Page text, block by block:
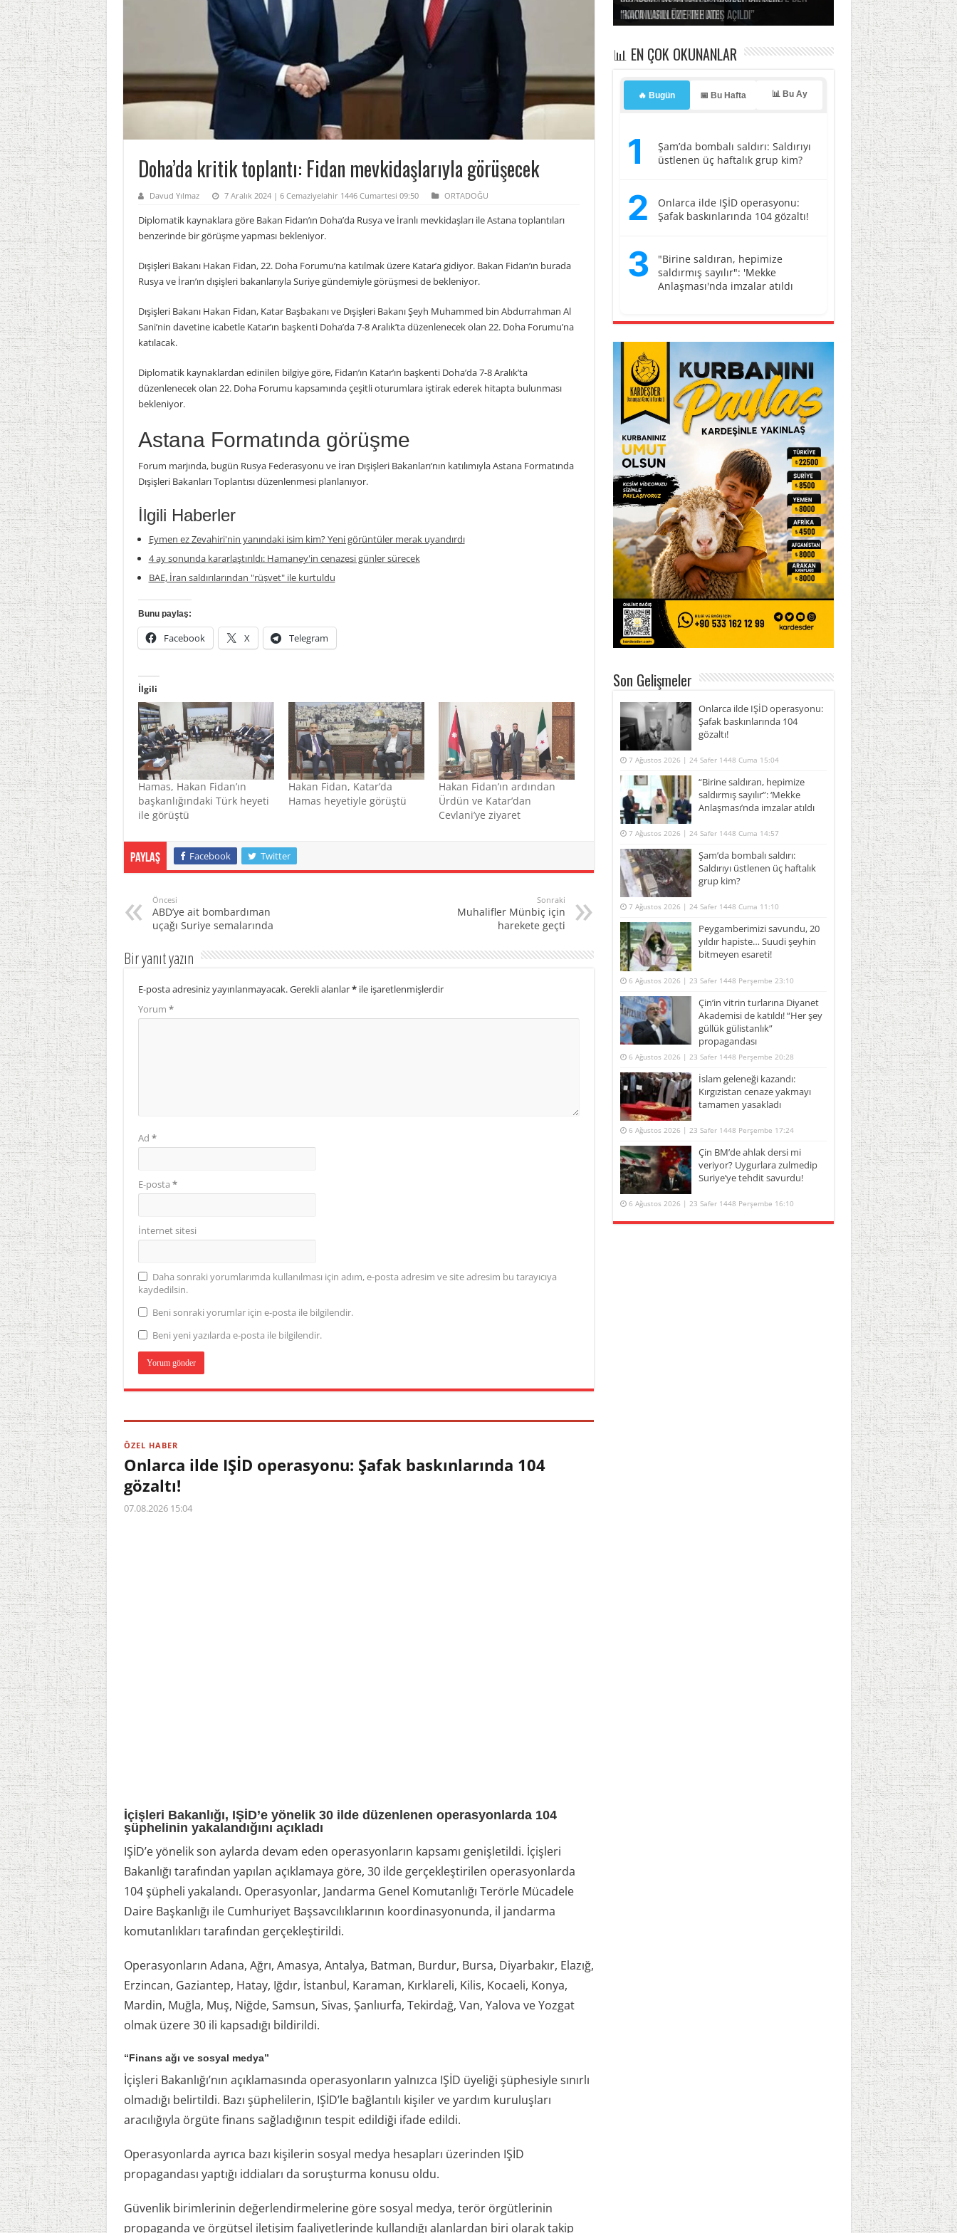
Doha’da kritik toplantı: Fidan mevkidaşlarıyla görüşecek
Davud Yılmaz 7 Aralık 2024 | 6 Cemaziyelahir 1446 Cumartesi 09:50 ORTADOĞU
Diplomatik kaynaklara göre Bakan Fidan’ın Doha’da Rusya ve İranlı mevkidaşları ile Astana toplantıları
benzerinde bir görüşme yapması bekleniyor.
Dışişleri Bakanı Hakan Fidan, 22. Doha Forumu’na katılmak üzere Katar’a gidiyor. Bakan Fidan’ın burada
Rusya ve İran’ın dışişleri bakanlarıyla Suriye gündemiyle görüşmesi de bekleniyor.
Dışişleri Bakanı Hakan Fidan, Katar Başbakanı ve Dışişleri Bakanı Şeyh Muhammed bin Abdurrahman Al
Sani’nin davetine icabetle Katar’ın başkenti Doha’da 7-8 Aralık’ta düzenlenecek olan 22. Doha Forumu’na
katılacak.
Diplomatik kaynaklardan edinilen bilgiye göre, Fidan’ın Katar’ın başkenti Doha’da 7-8 Aralık’ta
düzenlenecek olan 22. Doha Forumu kapsamında çeşitli oturumlara iştirak ederek hitapta bulunması
bekleniyor.
Astana Formatında görüşme
Forum marjında, bugün Rusya Federasyonu ve İran Dışişleri Bakanları’nın katılımıyla Astana Formatında
Dışişleri Bakanları Toplantısı düzenlenmesi planlanıyor.
İlgili Haberler
Eymen ez Zevahiri'nin yanındaki isim kim? Yeni görüntüler merak uyandırdı
4 ay sonunda kararlaştırıldı: Hamaney'in cenazesi günler sürecek
BAE, İran saldırılarından "rüşvet" ile kurtuldu
Bunu paylaş:
Facebook X Telegram
İlgili
Hamas, Hakan Fidan’ın
başkanlığındaki Türk heyeti
ile görüştü
Hakan Fidan, Katar’da
Hamas heyetiyle görüştü
Hakan Fidan’ın ardından
Ürdün ve Katar’dan
Cevlani’ye ziyaret
Paylaş Facebook Twitter
Öncesi
ABD’ye ait bombardıman
uçağı Suriye semalarında
Sonraki
Muhalifler Münbiç için
harekete geçti
Bir yanıt yazın
E-posta adresiniz yayınlanmayacak.Gerekli alanlar*ile işaretlenmişlerdir
Yorum *
Ad *
E-posta *
İnternet sitesi
Daha sonraki yorumlarımda kullanılması için adım, e-posta adresim ve site adresim bu tarayıcıya
kaydedilsin.
Beni sonraki yorumlar için e-posta ile bilgilendir.
Beni yeni yazılarda e-posta ile bilgilendir.
ÖZEL HABER
Onlarca ilde IŞİD operasyonu: Şafak baskınlarında 104
gözaltı!
07.08.2026 15:04
İçişleri Bakanlığı, IŞİD’e yönelik 30 ilde düzenlenen operasyonlarda 104
şüphelinin yakalandığını açıkladı
IŞİD’e yönelik son aylarda devam eden operasyonların kapsamı genişletildi. İçişleri
Bakanlığı tarafından yapılan açıklamaya göre, 30 ilde gerçekleştirilen operasyonlarda
104 şüpheli yakalandı. Operasyonlar, Jandarma Genel Komutanlığı Terörle Mücadele
Daire Başkanlığı ile Cumhuriyet Başsavcılıklarının koordinasyonunda, il jandarma
komutanlıkları tarafından gerçekleştirildi.
Operasyonların Adana, Ağrı, Amasya, Antalya, Batman, Burdur, Bursa, Diyarbakır, Elazığ,
Erzincan, Gaziantep, Hatay, Iğdır, İstanbul, Karaman, Kırklareli, Kilis, Kocaeli, Konya,
Mardin, Muğla, Muş, Niğde, Samsun, Sivas, Şanlıurfa, Tekirdağ, Van, Yalova ve Yozgat
olmak üzere 30 ili kapsadığı bildirildi.
“Finans ağı ve sosyal medya”
İçişleri Bakanlığı’nın açıklamasında operasyonların yalnızca IŞİD üyeliği şüphesiyle sınırlı
olmadığı belirtildi. Bazı şüphelilerin, IŞİD’le bağlantılı kişiler ve yardım kuruluşları
aracılığıyla örgüte finans sağladığının tespit edildiği ifade edildi.
Operasyonlarda ayrıca bazı kişilerin sosyal medya hesapları üzerinden IŞİD
propagandası yaptığı iddiaları da soruşturma konusu oldu.
Güvenlik birimlerinin değerlendirmelerine göre sosyal medya, terör örgütlerinin
propaganda ve örgütsel iletişim faaliyetlerinde kullandığı alanlardan biri olarak takip
“Kadınların üzerine ateş açıldı”
Irak’a misilleme tehdidi!
yaptı… İsrail’in “timsah” planına fren!
kayıtlar başladı
basıldı, kabus yaşatıldı!
📊 EN ÇOK OKUNANLAR
🔥 Bugün 📅 Bu Hafta 📊 Bu Ay
1
Şam’da bombalı saldırı: Saldırıyı
üstlenen üç haftalık grup kim?
2
Onlarca ilde IŞİD operasyonu:
Şafak baskınlarında 104 gözaltı!
3
"Birine saldıran, hepimize
saldırmış sayılır": 'Mekke
Anlaşması'nda imzalar atıldı
Son Gelişmeler
Onlarca ilde IŞİD operasyonu:
Şafak baskınlarında 104
gözaltı!
7 Ağustos 2026 | 24 Safer 1448 Cuma 15:04
“Birine saldıran, hepimize
saldırmış sayılır”: ‘Mekke
Anlaşması’nda imzalar atıldı
7 Ağustos 2026 | 24 Safer 1448 Cuma 14:57
Şam’da bombalı saldırı:
Saldırıyı üstlenen üç haftalık
grup kim?
7 Ağustos 2026 | 24 Safer 1448 Cuma 11:10
Peygamberimizi savundu, 20
yıldır hapiste… Suudi şeyhin
bitmeyen esareti!
6 Ağustos 2026 | 23 Safer 1448 Perşembe 23:10
Çin’in vitrin turlarına Diyanet
Akademisi de katıldı! “Her şey
güllük gülistanlık”
propagandası
6 Ağustos 2026 | 23 Safer 1448 Perşembe 20:28
İslam geleneği kazandı:
Kırgızistan cenaze yakmayı
tamamen yasakladı
6 Ağustos 2026 | 23 Safer 1448 Perşembe 17:24
Çin BM’de ahlak dersi mi
veriyor? Uygurlara zulmedip
Suriye’ye tehdit savurdu!
6 Ağustos 2026 | 23 Safer 1448 Perşembe 16:10